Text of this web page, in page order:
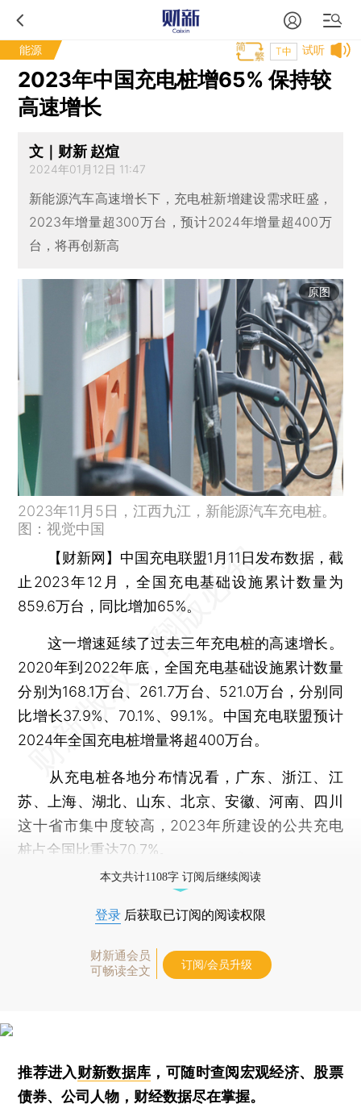
能源 试听
T中
2023年中国充电桩增65% 保持较
高速增长
文｜财新 赵煊
2024年01月12日 11:47
新能源汽车高速增长下，充电桩新增建设需求旺盛，
2023年增量超300万台，预计2024年增量超400万
台，将再创新高
原图
2023年11月5日，江西九江，新能源汽车充电桩。
图：视觉中国
【财新网】 中国充电联盟1月11日发布数据，截
止2023年12月，全国充电基础设施累计数量为
859.6万台，同比增加65%。
这一增速延续了过去三年充电桩的高速增长。
2020年到2022年底，全国充电基础设施累计数量
分别为168.1万台、261.7万台、521.0万台，分别同
比增长37.9%、70.1%、99.1%。中国充电联盟预计
2024年全国充电桩增量将超400万台。
从充电桩各地分布情况看，广东、浙江、江
苏、上海、湖北、山东、北京、安徽、河南、四川
这十省市集中度较高，2023年所建设的公共充电
桩占全国比重达70.7%。
本文共计1108字 订阅后继续阅读
登录 后获取已订阅的阅读权限
财新通会员
可畅读全文
订阅/会员升级
推荐进入财新数据库 ，可随时查阅宏观经济、股票
债券、公司人物，财经数据尽在掌握。